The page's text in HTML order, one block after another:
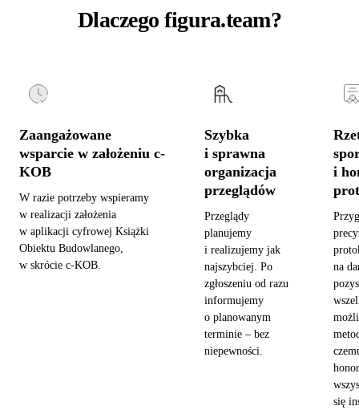
Dlaczego figura.team?
Zaangażowane
wsparcie w założeniu c-
KOB
W razie potrzeby wspieramy
w realizacji założenia
w aplikacji cyfrowej Książki
Obiektu Budowlanego,
w skrócie c-KOB.
Szybka
i sprawna
organizacja
przeglądów
Przeglądy
planujemy
i realizujemy jak
najszybciej. Po
zgłoszeniu od razu
informujemy
o planowanym
terminie – bez
niepewności.
i
na
się